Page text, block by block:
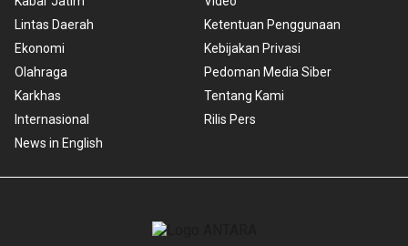
Lintas Daerah
Ekonomi
Olahraga
Karkhas
Internasional
News in English
Ketentuan Penggunaan
Kebijakan Privasi
Pedoman Media Siber
Tentang Kami
Rilis Pers